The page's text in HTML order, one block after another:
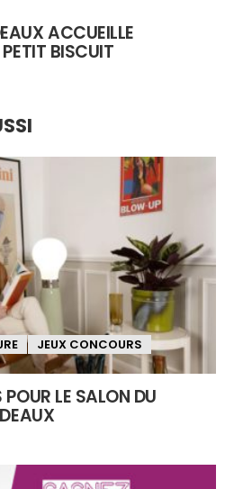
ACCUEILLE
BISCUIT
JEUX CONCOURS
LE SALON DU